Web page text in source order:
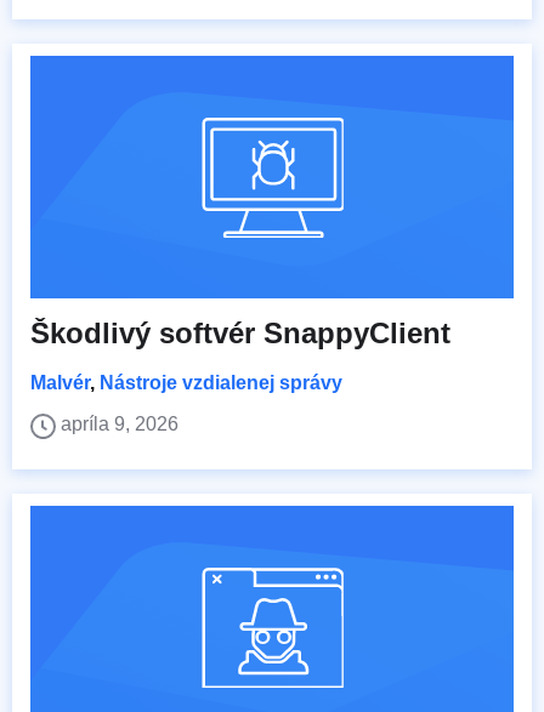
Škodlivý softvér SnappyClient
Malvér, Nástroje vzdialenej správy
apríla 9, 2026